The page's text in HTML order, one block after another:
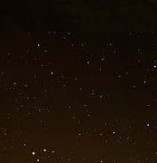
de notre dette
pavoiser, n’est-
à 160%
parle et pour
triple « A »